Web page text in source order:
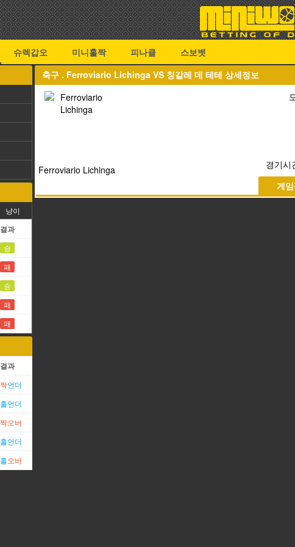
슈렉갑오 미니홀짝 피나클
스보벳
냥이
결과
승
패
승
패
패
결과
짝언더
홀언더
짝오버
홀언더
홀오버
축구 . Ferroviario Lichinga VS 칭갈레 데 테테 상세정보
Ferroviario Lichinga 경기
게